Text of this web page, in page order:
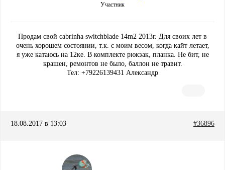
Участник
Продам свой cabrinha switchblade 14m2 2013г. Для своих лет в
очень хорошем состоянии, т.к. с моим весом, когда кайт летает,
я уже катаюсь на 12ке. В комплекте рюкзак, планка. Не бит, не
крашен, ремонтов не было, баллон не травит.
Тел: +79226139431 Александр
18.08.2017 в 13:03 #36896